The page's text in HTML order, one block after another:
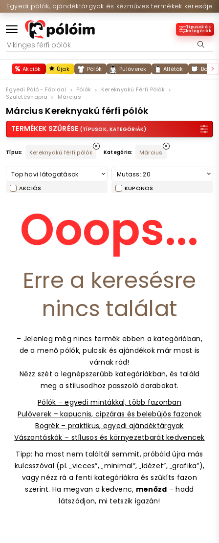
Egyedi pólók, ajándéktárgyak és kézműves termékek keresője
Típusok és
kategóriák
Akciók Újak Pólók Pulóverek Atléták
Egyedi Póló - Főoldal Pólók
Kereknyakú Férfi Pólók
Születésnapra
Március
Március Kereknyakú férfi pólók
TERMÉKEK SZŰRÉSE (TÍPUSOK, KATEGÓRIÁK)
Típus: Kereknyakú férfi pólók Kategória: Március
Top havi látogatások Mutass: 20
AKCIÓS KUPONOS
Ooops...
Erre a keresésre
nincs találat
– Jelenleg még nincs termék ebben a kategóriában,
de a menő pólók, pulcsik és ajándékok már most is
várnak rád!
Nézz szét a legnépszerűbb kategóriákban, és találd
meg a stílusodhoz passzoló darabokat.
Pólók – egyedi mintákkal, több fazonban
Pulóverek – kapucnis, cipzáras és belebújós fazonok
Bögrék – praktikus, egyedi ajándéktárgyak
Vászontáskák – stílusos és környezetbarát kedvencek
Tipp: ha most nem találtál semmit, próbáld újra más
kulcsszóval (pl. „vicces”, „minimal”, „idézet”, „grafika”),
vagy nézz rá a fenti kategóriákra és szűkíts fazon
szerint. Ha megvan a kedvenc, menőzd – hadd
látszódjon, mi tetszik igazán!